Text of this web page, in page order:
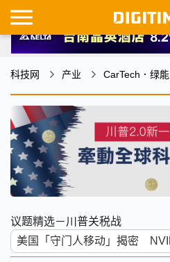
科技网 产业 CarTech．绿能
议题精选－川普关税战